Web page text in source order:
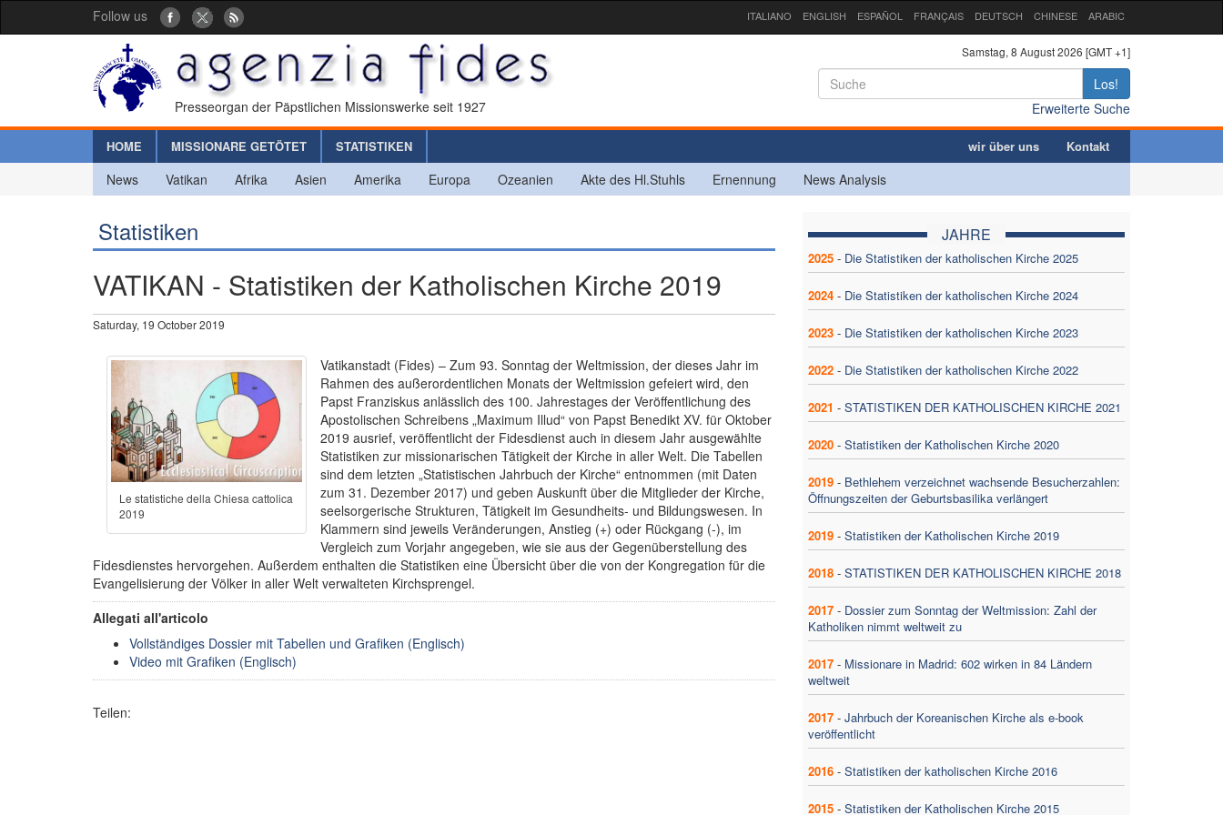
Follow us ITALIANO ENGLISH ESPAÑOL FRANÇAIS DEUTSCH CHINESE ARABIC
Presseorgan der Päpstlichen Missionswerke seit 1927
Samstag, 8 August 2026 [GMT +1]
Los!
Erweiterte Suche
HOME MISSIONARE GETÖTET STATISTIKEN wir über uns Kontakt
News Vatikan Afrika Asien Amerika Europa Ozeanien Akte des Hl.Stuhls Ernennung News Analysis
Statistiken
VATIKAN - Statistiken der Katholischen Kirche 2019
Saturday, 19 October 2019
Le statistiche della Chiesa cattolica
2019
Vatikanstadt (Fides) – Zum 93. Sonntag der Weltmission, der dieses Jahr im
Rahmen des außerordentlichen Monats der Weltmission gefeiert wird, den
Papst Franziskus anlässlich des 100. Jahrestages der Veröffentlichung des
Apostolischen Schreibens „Maximum Illud“ von Papst Benedikt XV. für Oktober
2019 ausrief, veröffentlicht der Fidesdienst auch in diesem Jahr ausgewählte
Statistiken zur missionarischen Tätigkeit der Kirche in aller Welt. Die Tabellen
sind dem letzten „Statistischen Jahrbuch der Kirche“ entnommen (mit Daten
zum 31. Dezember 2017) und geben Auskunft über die Mitglieder der Kirche,
seelsorgerische Strukturen, Tätigkeit im Gesundheits- und Bildungswesen. In
Klammern sind jeweils Veränderungen, Anstieg (+) oder Rückgang (-), im
Vergleich zum Vorjahr angegeben, wie sie aus der Gegenüberstellung des
Fidesdienstes hervorgehen. Außerdem enthalten die Statistiken eine Übersicht über die von der Kongregation für die
Evangelisierung der Völker in aller Welt verwalteten Kirchsprengel.
Allegati all'articolo
Vollständiges Dossier mit Tabellen und Grafiken (Englisch)
Video mit Grafiken (Englisch)
Teilen:
JAHRE
2025 - Die Statistiken der katholischen Kirche 2025
2024 - Die Statistiken der katholischen Kirche 2024
2023 - Die Statistiken der katholischen Kirche 2023
2022 - Die Statistiken der katholischen Kirche 2022
2021 - STATISTIKEN DER KATHOLISCHEN KIRCHE 2021
2020 - Statistiken der Katholischen Kirche 2020
2019 - Bethlehem verzeichnet wachsende Besucherzahlen:
Öffnungszeiten der Geburtsbasilika verlängert
2019 - Statistiken der Katholischen Kirche 2019
2018 - STATISTIKEN DER KATHOLISCHEN KIRCHE 2018
2017 - Dossier zum Sonntag der Weltmission: Zahl der
Katholiken nimmt weltweit zu
2017 - Missionare in Madrid: 602 wirken in 84 Ländern
weltweit
2017 - Jahrbuch der Koreanischen Kirche als e-book
veröffentlicht
2016 - Statistiken der katholischen Kirche 2016
2015 - Statistiken der Katholischen Kirche 2015